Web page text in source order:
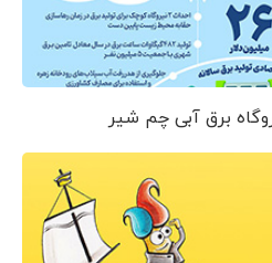
برق آبی چم شیر